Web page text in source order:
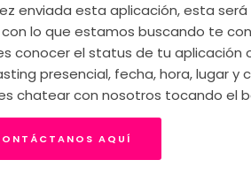
enviada esta aplicación, esta
lo que estamos buscando te
conocer el status de tu aplicación
presencial, fecha, hora, lugar
chatear con nosotros tocando el
AQUÍ